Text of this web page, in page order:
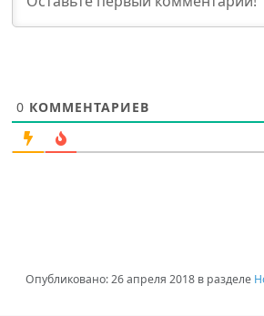
0 КОММЕНТАРИЕВ
Опубликовано:26 апреля 2018 в разделе